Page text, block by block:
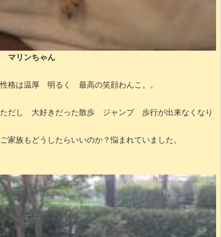
マリンちゃん
性格は温厚 明るく 最高の笑顔わんこ。。
ただし 大好きだった散歩 ジャンプ 歩行が出来なくなり
ご家族もどうしたらいいのか？悩まれていました。